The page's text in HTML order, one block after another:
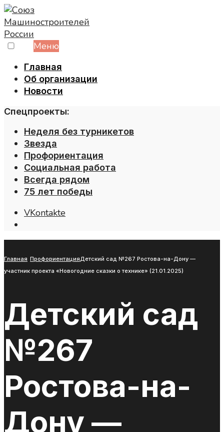
Skip
to
content
Меню
Главная
Об организации
Новости
Спецпроекты:
Неделя без турникетов
Звезда
Профориентация
Социальная работа
Всегда рядом
75 лет победы
VKontakte
Главная ПрофориентацияДетский сад №267 Ростова-на-Дону —
участник проекта «Новогодние сказки о технике» (21.01.2025)
Детский сад
№267
Ростова-на-
Дону —